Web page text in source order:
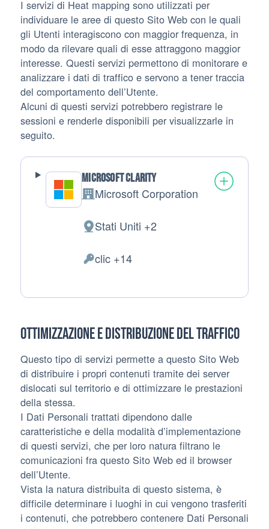
I servizi di Heat mapping sono utilizzati per
individuare le aree di questo Sito Web con le quali
gli Utenti interagiscono con maggior frequenza, in
modo da rilevare quali di esse attraggono maggior
interesse. Questi servizi permettono di monitorare e
analizzare i dati di traffico e servono a tener traccia
del comportamento dell’Utente.
Alcuni di questi servizi potrebbero registrare le
sessioni e renderle disponibili per visualizzarle in
seguito.
Microsoft Clarity
Azienda:
Microsoft Corporation
Luogo del trattamento:
Stati Uniti +2
Dati Personali trattati:
clic +14
Ottimizzazione e distribuzione del traffico
Questo tipo di servizi permette a questo Sito Web
di distribuire i propri contenuti tramite dei server
dislocati sul territorio e di ottimizzare le prestazioni
della stessa.
I Dati Personali trattati dipendono dalle
caratteristiche e della modalità d’implementazione
di questi servizi, che per loro natura filtrano le
comunicazioni fra questo Sito Web ed il browser
dell’Utente.
Vista la natura distribuita di questo sistema, è
difficile determinare i luoghi in cui vengono trasferiti
i contenuti, che potrebbero contenere Dati Personali